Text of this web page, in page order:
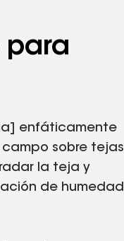
para
enfáticamente
sobre tejas
la teja y
de humedad